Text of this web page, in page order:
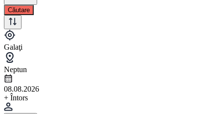
Căutare
Galaţi
Neptun
08.08.2026
+ Întors